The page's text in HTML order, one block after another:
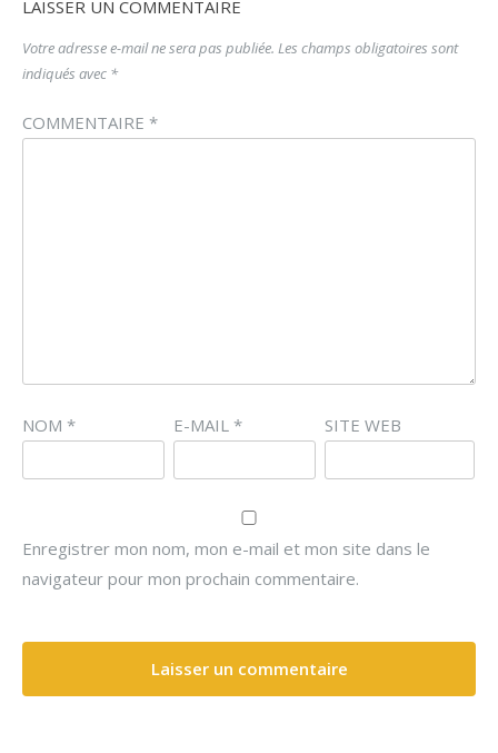
LAISSER UN COMMENTAIRE
Votre adresse e-mail ne sera pas publiée. Les champs obligatoires sont
indiqués avec *
COMMENTAIRE *
NOM * E-MAIL * SITE WEB
Enregistrer mon nom, mon e-mail et mon site dans le
navigateur pour mon prochain commentaire.